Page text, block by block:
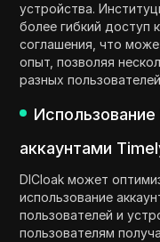
устройства.
более гибкий доступ
соглашения, что
опыт, позволяя
разных
аккаунтами
DICloak может
использование
пользователей и
пользователям